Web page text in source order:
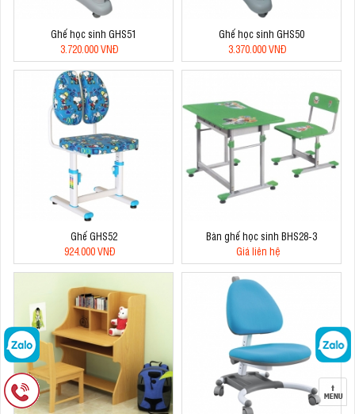
Ghế học sinh GHS51
3.720.000 VNĐ
Ghế học sinh GHS50
3.370.000 VNĐ
Ghế GHS52
924.000 VNĐ
Bàn ghế học sinh BHS28-3
Giá liên hệ